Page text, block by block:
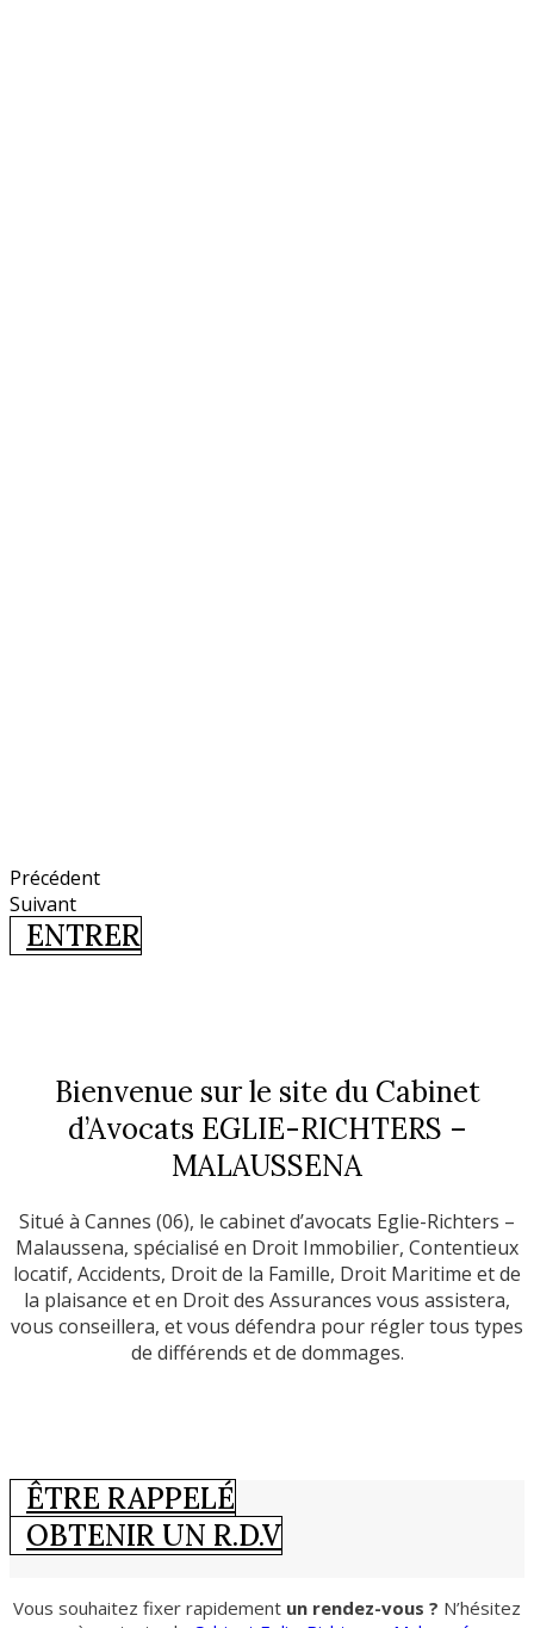
Précédent
Suivant
ENTRER
Bienvenue sur le site du Cabinet
d’Avocats EGLIE-RICHTERS –
MALAUSSENA
Situé à Cannes (06), le cabinet d’avocats Eglie-Richters –
Malaussena, spécialisé en Droit Immobilier, Contentieux
locatif, Accidents, Droit de la Famille, Droit Maritime et de
la plaisance et en Droit des Assurances vous assistera,
vous conseillera, et vous défendra pour régler tous types
de différends et de dommages.
ÊTRE RAPPELÉ
OBTENIR UN R.D.V
Vous souhaitez fixer rapidement un rendez-vous ? N’hésitez